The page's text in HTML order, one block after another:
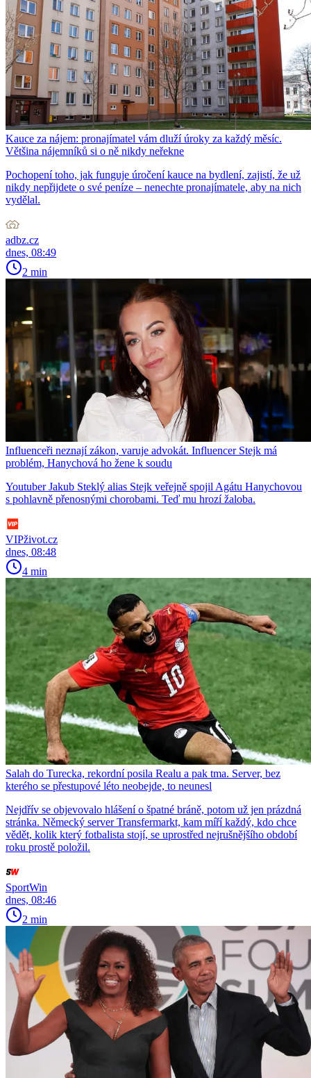
Kauce za nájem: pronajímatel vám dluží úroky za každý měsíc.
Většina nájemníků si o ně nikdy neřekne
Pochopení toho, jak funguje úročení kauce na bydlení, zajistí, že už
nikdy nepřijdete o své peníze – nenechte pronajímatele, aby na nich
vydělal.
adbz.cz
dnes, 08:49
2 min
Influenceři neznají zákon, varuje advokát. Influencer Stejk má
problém, Hanychová ho žene k soudu
Youtuber Jakub Steklý alias Stejk veřejně spojil Agátu Hanychovou
s pohlavně přenosnými chorobami. Teď mu hrozí žaloba.
VIPživot.cz
dnes, 08:48
4 min
Salah do Turecka, rekordní posila Realu a pak tma. Server, bez
kterého se přestupové léto neobejde, to neunesl
Nejdřív se objevovalo hlášení o špatné bráně, potom už jen prázdná
stránka. Německý server Transfermarkt, kam míří každý, kdo chce
vědět, kolik který fotbalista stojí, se uprostřed nejrušnějšího období
roku prostě položil.
SportWin
dnes, 08:46
2 min